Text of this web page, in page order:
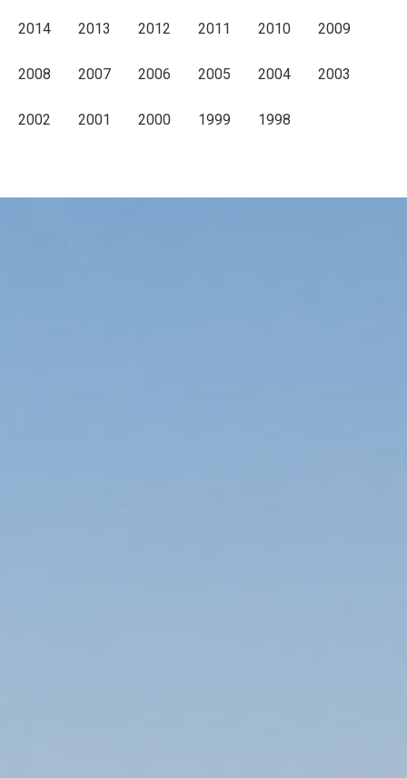
2014 2013 2012 2011 2010 2009
2008 2007 2006 2005 2004 2003
2002 2001 2000 1999 1998